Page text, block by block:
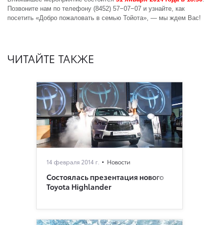
Позвоните нам по телефону (8452) 57−07−07 и узнайте, как
посетить «Добро пожаловать в семью Тойота», — мы ждем Вас!
ЧИТАЙТЕ ТАКЖЕ
14 февраля 2014 г. Новости
Состоялась презентация нового
Toyota Highlander